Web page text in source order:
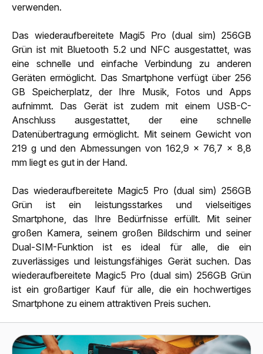
verwenden.
Das wiederaufbereitete Magi5 Pro (dual sim) 256GB
Grün ist mit Bluetooth 5.2 und NFC ausgestattet, was
eine schnelle und einfache Verbindung zu anderen
Geräten ermöglicht. Das Smartphone verfügt über 256
GB Speicherplatz, der Ihre Musik, Fotos und Apps
aufnimmt. Das Gerät ist zudem mit einem USB-C-
Anschluss ausgestattet, der eine schnelle
Datenübertragung ermöglicht. Mit seinem Gewicht von
219 g und den Abmessungen von 162,9 x 76,7 x 8,8
mm liegt es gut in der Hand.
Das wiederaufbereitete Magic5 Pro (dual sim) 256GB
Grün ist ein leistungsstarkes und vielseitiges
Smartphone, das Ihre Bedürfnisse erfüllt. Mit seiner
großen Kamera, seinem großen Bildschirm und seiner
Dual-SIM-Funktion ist es ideal für alle, die ein
zuverlässiges und leistungsfähiges Gerät suchen. Das
wiederaufbereitete Magic5 Pro (dual sim) 256GB Grün
ist ein großartiger Kauf für alle, die ein hochwertiges
Smartphone zu einem attraktiven Preis suchen.